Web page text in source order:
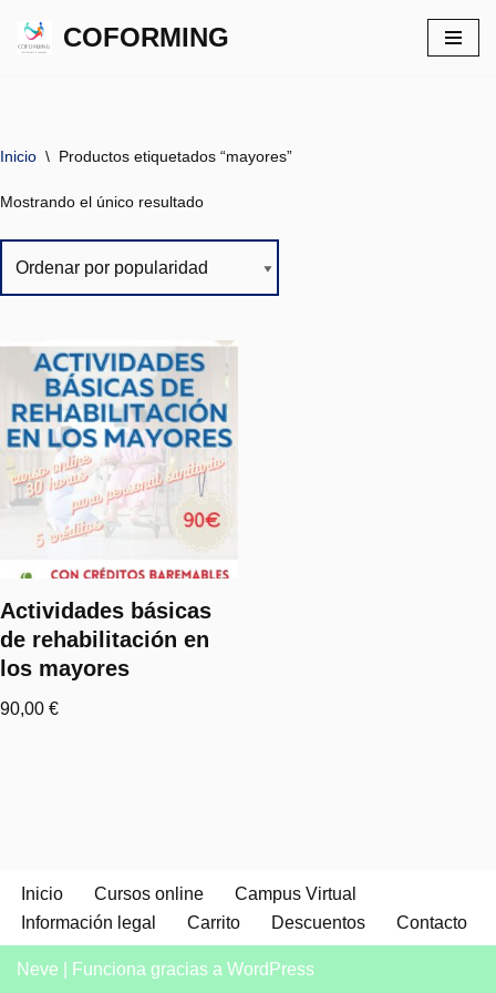
COFORMING
Inicio \ Productos etiquetados “mayores”
Mostrando el único resultado
Actividades básicas
de rehabilitación en
los mayores
90,00 €
Inicio Cursos online
Campus Virtual
Información legal
Carrito Descuentos Contacto
Neve | Funciona gracias a WordPress